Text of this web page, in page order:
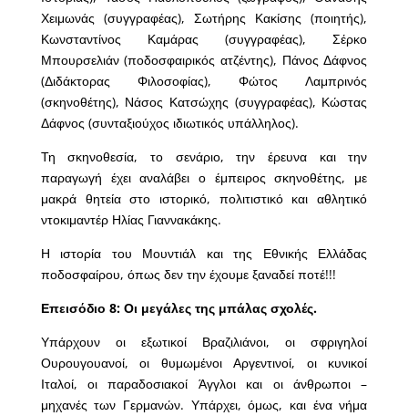
Χειμωνάς (συγγραφέας), Σωτήρης Κακίσης (ποιητής),
Κωνσταντίνος Καμάρας (συγγραφέας), Σέρκο
Μπουρσελιάν (ποδοσφαιρικός ατζέντης), Πάνος Δάφνος
(Διδάκτορας Φιλοσοφίας), Φώτος Λαμπρινός
(σκηνοθέτης), Νάσος Κατσώχης (συγγραφέας), Κώστας
Δάφνος (συνταξιούχος ιδιωτικός υπάλληλος).
Τη σκηνοθεσία, το σενάριο, την έρευνα και την
παραγωγή έχει αναλάβει ο έμπειρος σκηνοθέτης, με
μακρά θητεία στο ιστορικό, πολιτιστικό και αθλητικό
ντοκιμαντέρ Ηλίας Γιαννακάκης.
Η ιστορία του Μουντιάλ και της Εθνικής Ελλάδας
ποδοσφαίρου, όπως δεν την έχουμε ξαναδεί ποτέ!!!
Επεισόδιο 8: Οι μεγάλες της μπάλας σχολές.
Υπάρχουν οι εξωτικοί Βραζιλιάνοι, οι σφριγηλοί
Ουρουγουανοί, οι θυμωμένοι Αργεντινοί, οι κυνικοί
Ιταλοί, οι παραδοσιακοί Άγγλοι και οι άνθρωποι –
μηχανές των Γερμανών. Υπάρχει, όμως, και ένα νήμα